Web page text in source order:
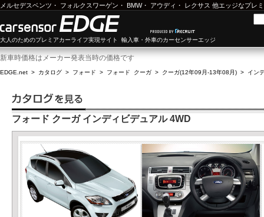
メルセデスベンツ ・ フォルクスワーゲン ・ BMW・ アウディ ・ レクサス 他エッジなプレ
大人のためのプレミアカーライフ実現サイト 輸入車・外車のカーセンサーエッジ
新車時価格はメーカー発表当時の価格です
EDGE.net > カタログ > フォード > フォード クーガ > クーガ(12年09月-13年08月) > イン
フォード クーガ インディビデュアル 4WD